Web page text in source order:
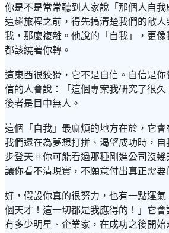
你是不是常常聽到人家說「那個人自
這趟旅程之前，得先搞清楚我們的敵
我，那麼複雜。他說的「自我」，更
都該繞著你轉。
這東西很狡猾，它不是自信。自信是
信的人會說：「這個專案我研究了很
後者是目中無人。
這個「自我」最麻煩的地方在於，它
我們還在為夢想打拼、渴望成功時，
步登天。你可能看過那種剛進公司沒
讓你看不清現實，不願意付出真正需要
好，假設你真的很努力，也有一點運
個天才！這一切都是我應得的！」它
有多少明星、企業家，在成功之後開